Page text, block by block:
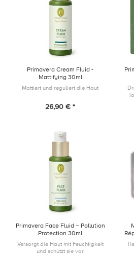
Primavera Cream Fluid -
Mattifying 30ml
Mattiert und reguliert die Haut
26,90 € *
Primavera Face Fluid – Pollution
Protection 30ml
Versorgt die Haut mit Feuchtigkeit
und schützt sie vor